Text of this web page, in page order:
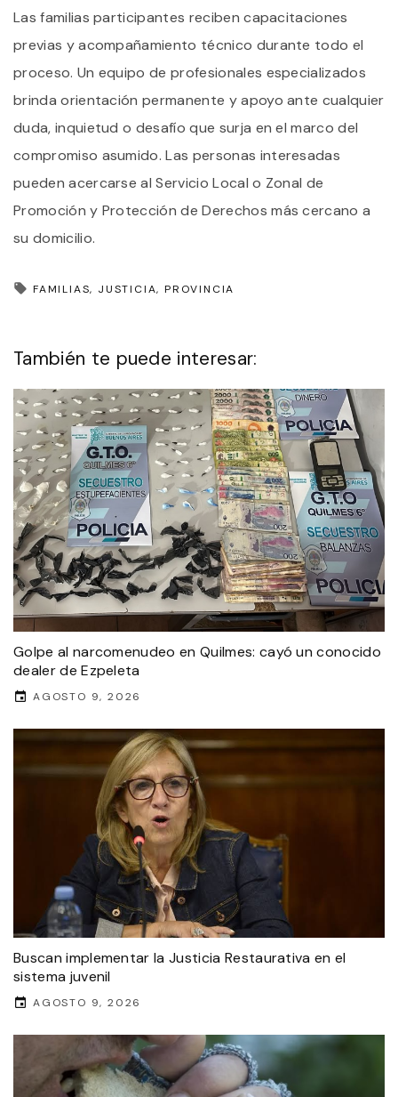
Las familias participantes reciben capacitaciones
previas y acompañamiento técnico durante todo el
proceso. Un equipo de profesionales especializados
brinda orientación permanente y apoyo ante cualquier
duda, inquietud o desafío que surja en el marco del
compromiso asumido. Las personas interesadas
pueden acercarse al Servicio Local o Zonal de
Promoción y Protección de Derechos más cercano a
su domicilio.
FAMILIAS JUSTICIA PROVINCIA
También te puede interesar:
Golpe al narcomenudeo en Quilmes: cayó un conocido
dealer de Ezpeleta
AGOSTO 9, 2026
Buscan implementar la Justicia Restaurativa en el
sistema juvenil
AGOSTO 9, 2026